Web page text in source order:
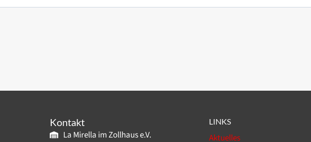
Kontakt
La Mirella im Zollhaus e.V.
LINKS
Aktuelles